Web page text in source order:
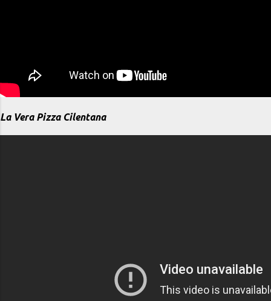
La Vera Pizza Cilentana